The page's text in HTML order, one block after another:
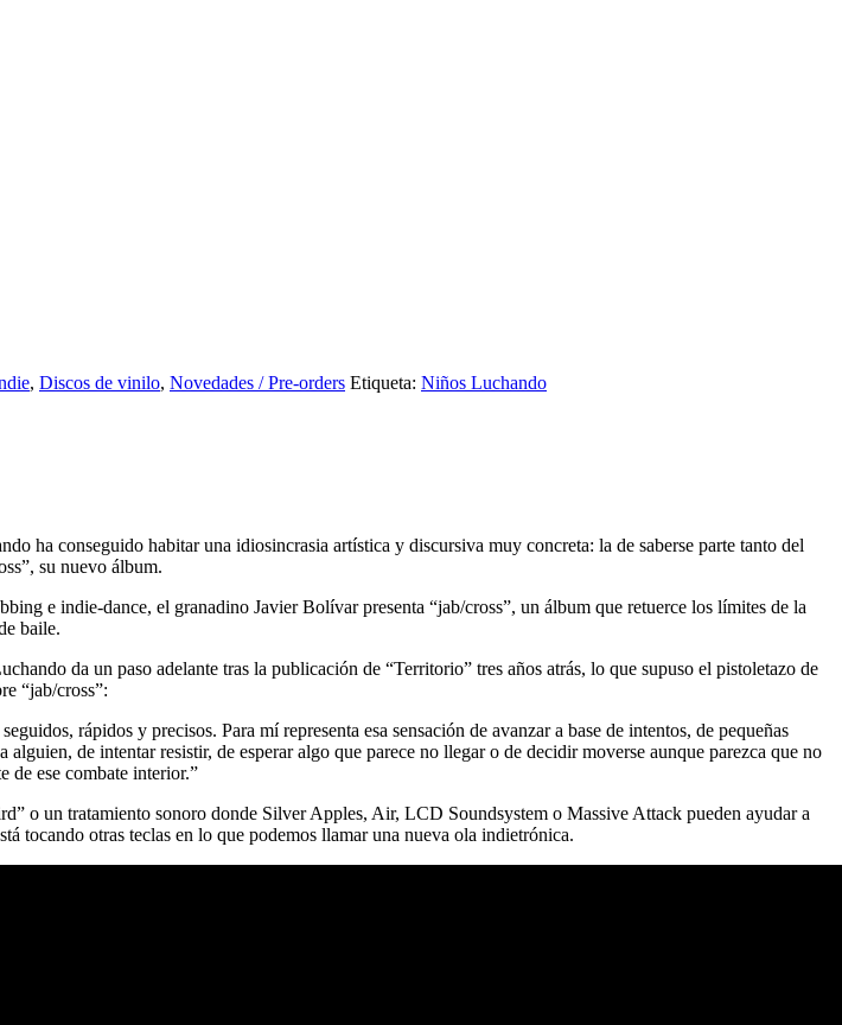
, Discos de vinilo, Novedades / Pre-orders Etiqueta: Niños Luchando
ha conseguido habitar una idiosincrasia artística y discursiva muy concreta: la de saberse parte tanto del
su nuevo álbum.
e indie-dance, el granadino Javier Bolívar presenta “jab/cross”, un álbum que retuerce los límites de la
baile.
da un paso adelante tras la publicación de “Territorio” tres años atrás, lo que supuso el pistoletazo de
“jab/cross”:
rápidos y precisos. Para mí representa esa sensación de avanzar a base de intentos, de pequeñas
alguien, de intentar resistir, de esperar algo que parece no llegar o de decidir moverse aunque parezca que no
de ese combate interior.”
o un tratamiento sonoro donde Silver Apples, Air, LCD Soundsystem o Massive Attack pueden ayudar a
tocando otras teclas en lo que podemos llamar una nueva ola indietrónica.